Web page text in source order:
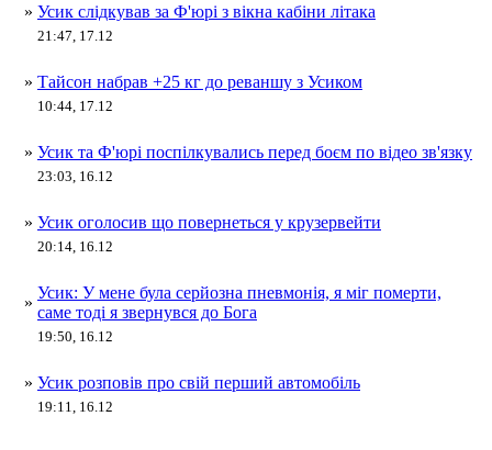
» Усик слідкував за Ф'юрі з вікна кабіни літака
21:47, 17.12
» Тайсон набрав +25 кг до реваншу з Усиком
10:44, 17.12
» Усик та Ф'юрі поспілкувались перед боєм по відео зв'язку
23:03, 16.12
» Усик оголосив що повернеться у крузервейти
20:14, 16.12
»
Усик: У мене була серйозна пневмонія, я міг померти,
саме тоді я звернувся до Бога
19:50, 16.12
» Усик розповів про свій перший автомобіль
19:11, 16.12